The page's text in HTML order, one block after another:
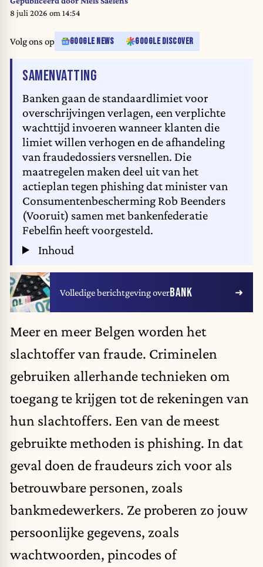
8 juli 2026 om 14:54
Volg ons op GOOGLE NEWS GOOGLE DISCOVER
SAMENVATTING
Banken gaan de standaardlimiet voor
overschrijvingen verlagen, een verplichte
wachttijd invoeren wanneer klanten die
limiet willen verhogen en de afhandeling
van fraudedossiers versnellen. Die
maatregelen maken deel uit van het
actieplan tegen phishing dat minister van
Consumentenbescherming Rob Beenders
(Vooruit) samen met bankenfederatie
Febelfin heeft voorgesteld.
Inhoud
Volledige berichtgeving overBANK
Meer en meer Belgen worden het
slachtoffer van fraude. Criminelen
gebruiken allerhande technieken om
toegang te krijgen tot de rekeningen van
hun slachtoffers. Een van de meest
gebruikte methoden is phishing. In dat
geval doen de fraudeurs zich voor als
betrouwbare personen, zoals
bankmedewerkers. Ze proberen zo jouw
persoonlijke gegevens, zoals
wachtwoorden, pincodes of